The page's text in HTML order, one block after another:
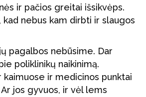
ir pačios greitai išsikvėps.
kad nebus kam dirbti ir slaugos
pagalbos nebūsime. Dar
poliklinikų naikinimą.
kaimuose ir medicinos punktai
jos gyvuos, ir vėl lems